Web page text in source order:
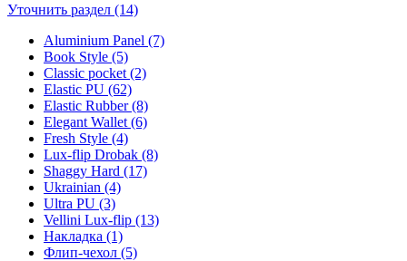
Уточнить раздел (14)
Aluminium Panel (7)
Book Style (5)
Classic pocket (2)
Elastic PU (62)
Elastic Rubber (8)
Elegant Wallet (6)
Fresh Style (4)
Lux-flip Drobak (8)
Shaggy Hard (17)
Ukrainian (4)
Ultra PU (3)
Vellini Lux-flip (13)
Накладка (1)
Флип-чехол (5)